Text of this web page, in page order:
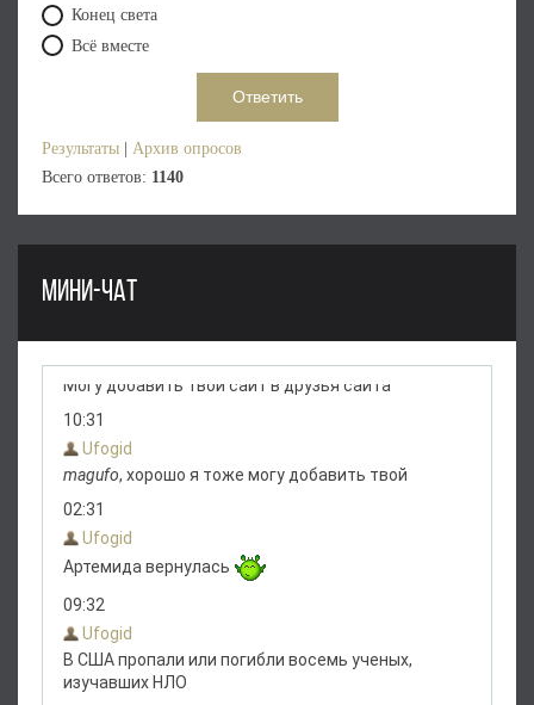
Конец света
Всё вместе
Результаты
Архив опросов
Всего ответов: 1140
МИНИ-ЧАТ